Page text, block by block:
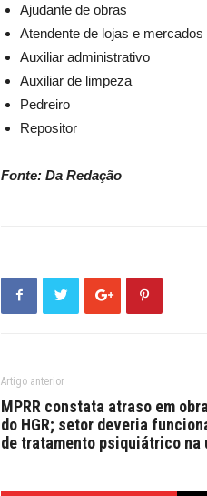
Ajudante de obras
Atendente de lojas e mercados
Auxiliar administrativo
Auxiliar de limpeza
Pedreiro
Repositor
Fonte: Da Redação
Artigo anterior
MPRR constata atraso em obra
do HGR; setor deveria
de tratamento psiquiátrico na